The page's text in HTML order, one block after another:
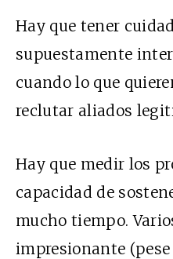
Hay que tener
supuestamente
cuando lo que
reclutar aliados
Hay que medir los
capacidad de
mucho tiempo.
impresionante